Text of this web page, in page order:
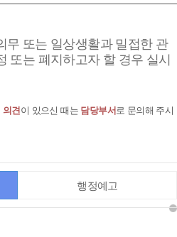
무 또는 일상생활과 밀접한 관
또는 폐지하고자 할 경우 실시
의견이 있으신 때는 담당부서 로 문의해 주시
행정예고